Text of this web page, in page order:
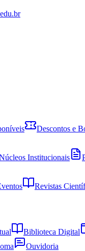
Descontos e
Institucionais
Revistas
Biblioteca Digital
Ouvidoria